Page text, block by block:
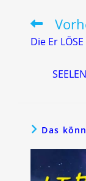
Weitere
ansehen
Die Er
Das